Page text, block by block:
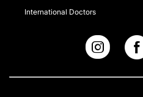
International Doctors